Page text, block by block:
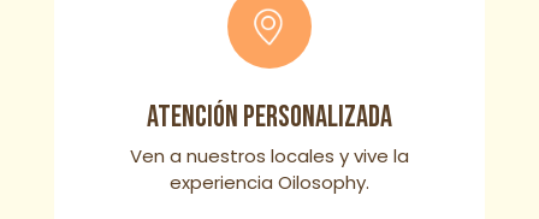
Atención personalizada
Ven a nuestros locales y vive la
experiencia Oilosophy.